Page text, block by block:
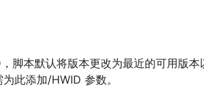
脚本默认将版本更改为最近的可用版本
此添加/HWID 参数。